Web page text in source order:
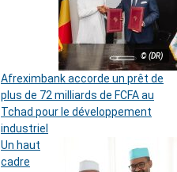
© (DR)
Afreximbank accorde un prêt de
plus de 72 milliards de FCFA au
Tchad pour le développement
industriel
Un haut
cadre